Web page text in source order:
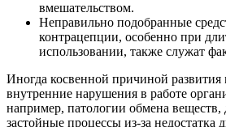
вмешательством.
Неправильно подобранные
контрацепции, особенно при
использовании, также служат
Иногда косвенной причиной
внутренние нарушения в работе
например, патологии обмена
застойные процессы из-за